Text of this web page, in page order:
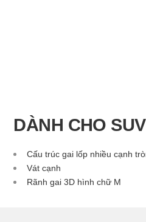
DÀNH CHO
Cấu trúc gai lốp nhiều cạnh
Vát cạnh
Rãnh gai 3D hình chữ M